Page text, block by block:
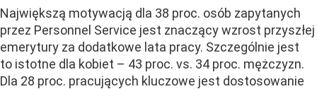
Największą motywacją dla 38 proc. osób zapytanych
przez Personnel Service jest znaczący wzrost przyszłej
emerytury za dodatkowe lata pracy. Szczególnie jest
to istotne dla kobiet – 43 proc. vs. 34 proc. mężczyzn.
Dla 28 proc. pracujących kluczowe jest dostosowanie